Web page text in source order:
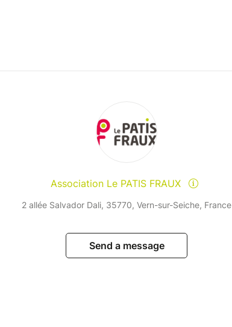
Association Le PATIS FRAUX
2 allée Salvador Dali, 35770, Vern-sur-Seiche, France
Send a message